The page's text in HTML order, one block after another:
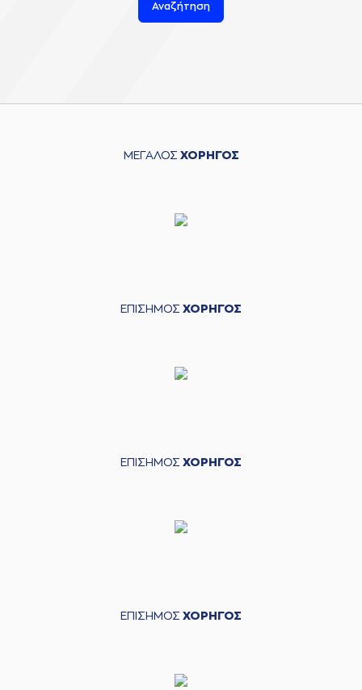
Αναζήτηση
ΜΕΓΑΛΟΣ ΧΟΡΗΓΟΣ
ΕΠΙΣΗΜΟΣ ΧΟΡΗΓΟΣ
ΕΠΙΣΗΜΟΣ ΧΟΡΗΓΟΣ
ΕΠΙΣΗΜΟΣ ΧΟΡΗΓΟΣ